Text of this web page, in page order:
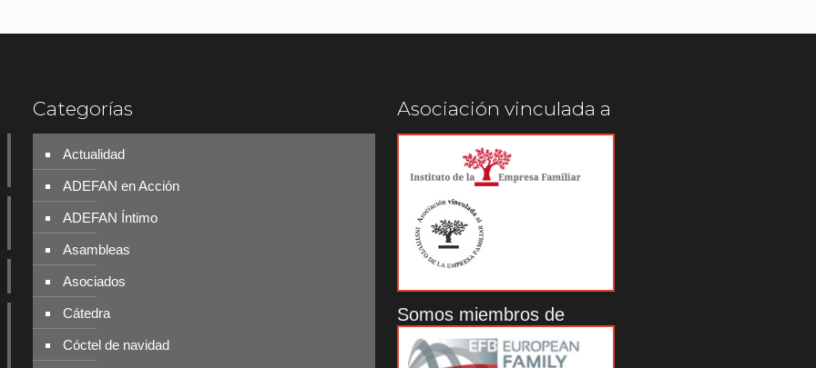
Categorías
Actualidad
ADEFAN en Acción
ADEFAN Íntimo
Asambleas
Asociados
Cátedra
Cóctel de navidad
Asociación vinculada a
Somos miembros de